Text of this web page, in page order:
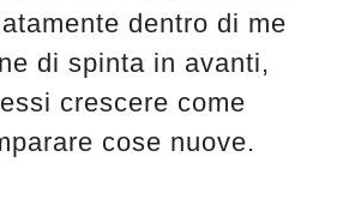
dentro di me
di spinta in avanti,
crescere come
cose nuove.